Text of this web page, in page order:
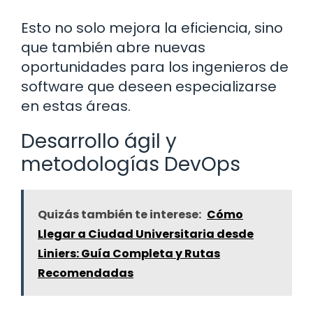
Esto no solo mejora la eficiencia, sino
que también abre nuevas
oportunidades para los ingenieros de
software que deseen especializarse
en estas áreas.
Desarrollo ágil y
metodologías DevOps
Quizás también te interese: Cómo
Llegar a Ciudad Universitaria desde
Liniers: Guía Completa y Rutas
Recomendadas